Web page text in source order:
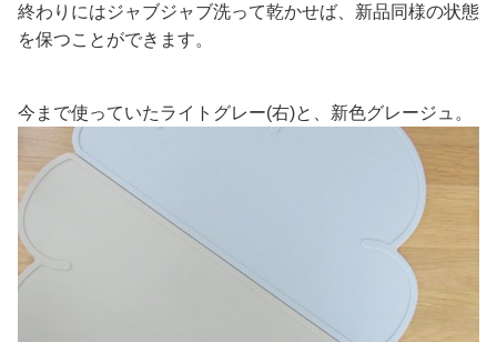
終わりにはジャブジャブ洗って乾かせば、新品同様の状態
を保つことができます。
今まで使っていたライトグレー(右)と、新色グレージュ。